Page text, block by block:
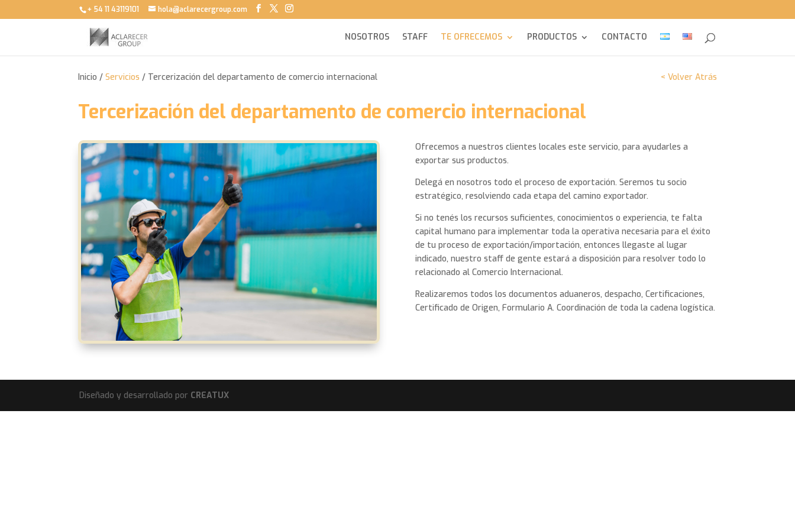
+ 54 11 43119101 hola@aclarecergroup.com
NOSOTROS STAFF TE OFRECEMOS PRODUCTOS CONTACTO
Inicio / Servicios / Tercerización del departamento de comercio internacional < Volver Atrás
Tercerización del departamento de comercio internacional
Ofrecemos a nuestros clientes locales este servicio, para ayudarles a
exportar sus productos.
Delegá en nosotros todo el proceso de exportación. Seremos tu socio
estratégico, resolviendo cada etapa del camino exportador.
Si no tenés los recursos suficientes, conocimientos o experiencia, te falta
capital humano para implementar toda la operativa necesaria para el éxito
de tu proceso de exportación/importación, entonces llegaste al lugar
indicado, nuestro staff de gente estará a disposición para resolver todo lo
relacionado al Comercio Internacional.
Realizaremos todos los documentos aduaneros, despacho, Certificaciones,
Certificado de Origen, Formulario A. Coordinación de toda la cadena logística.
Diseñado y desarrollado por CREATUX